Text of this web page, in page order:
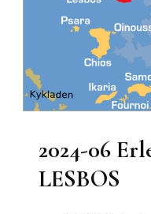
2024-06
LESBOS